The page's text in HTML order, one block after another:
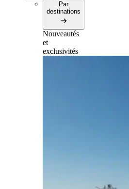
Par
destinations
Nouveautés
et
exclusivités